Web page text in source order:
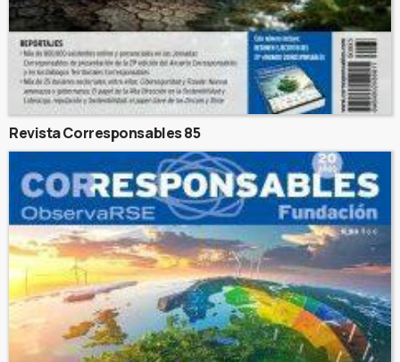
Revista Corresponsables 85